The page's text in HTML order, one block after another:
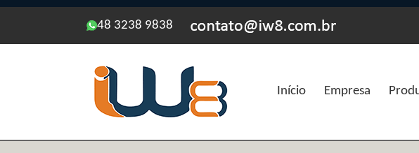
48 3238 9838
Início Empresa